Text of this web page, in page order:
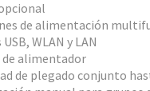
de alimentación
WLAN y LAN
de alimentador
de plegado conjunto